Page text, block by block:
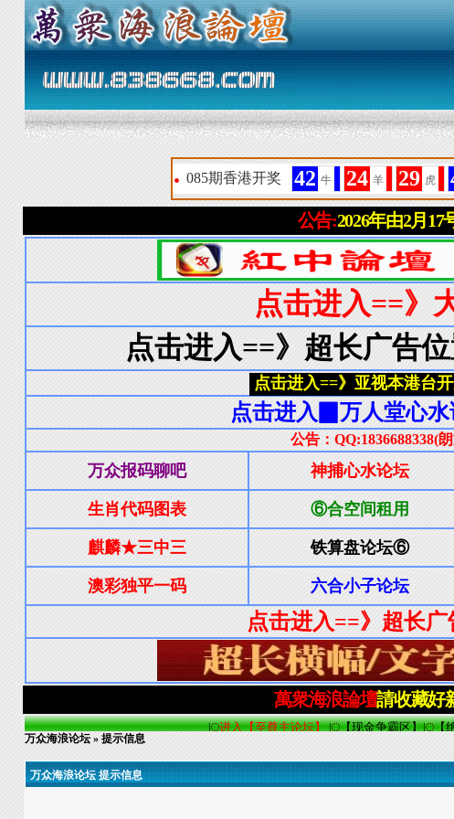
万众海浪论坛» 提示信息
万众海浪论坛 提示信息